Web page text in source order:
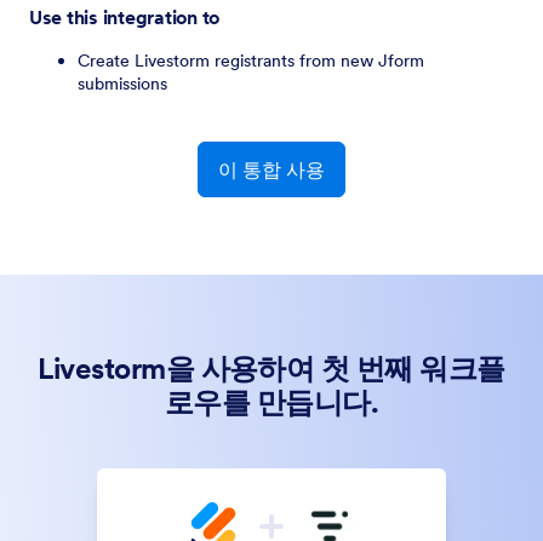
Use this integration to
Create Livestorm registrants from new Jform
submissions
이 통합 사용
Livestorm을 사용하여 첫 번째 워크플
로우를 만듭니다.